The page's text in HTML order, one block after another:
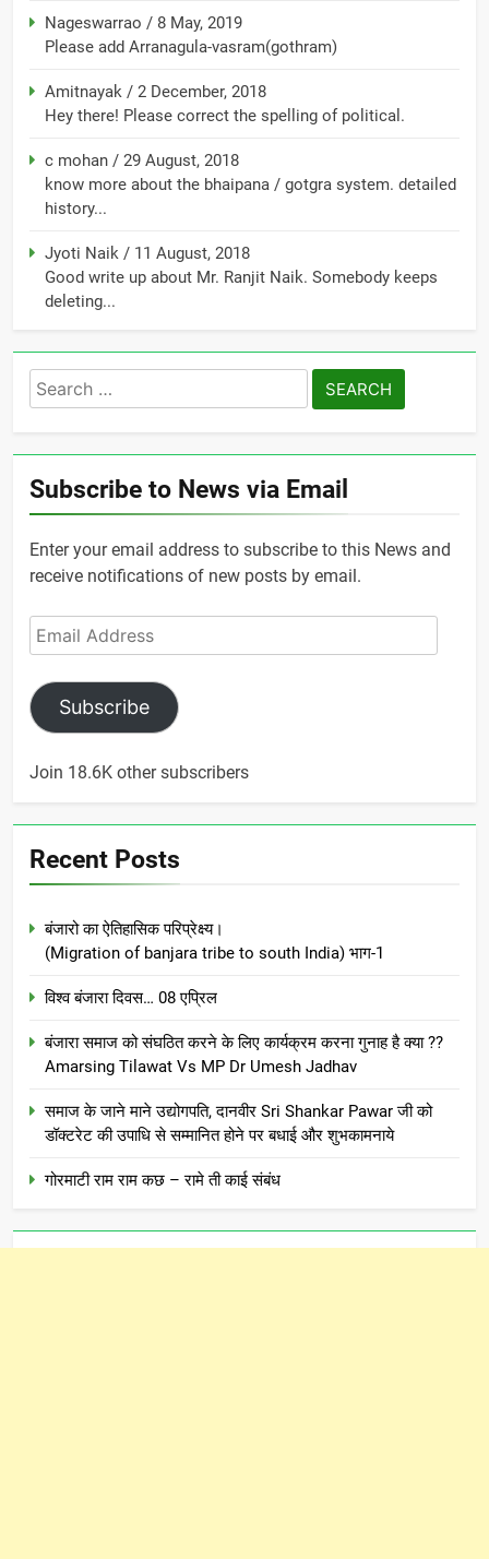
Nageswarrao / 8 May, 2019
Please add Arranagula-vasram(gothram)
Amitnayak / 2 December, 2018
Hey there! Please correct the spelling of political.
c mohan / 29 August, 2018
know more about the bhaipana / gotgra system. detailed
history...
Jyoti Naik / 11 August, 2018
Good write up about Mr. Ranjit Naik. Somebody keeps
deleting...
Search
for:
Subscribe to News via Email
Enter your email address to subscribe to this News and
receive notifications of new posts by email.
Email
Address
Subscribe
Join 18.6K other subscribers
Recent Posts
बंजारो का ऐतिहासिक परिप्रेक्ष्य।
(Migration of banjara tribe to south India) भाग-1
विश्व बंजारा दिवस… 08 एप्रिल
बंजारा समाज को संघठित करने के लिए कार्यक्रम करना गुनाह है क्या ??
Amarsing Tilawat Vs MP Dr Umesh Jadhav
समाज के जाने माने उद्योगपति, दानवीर Sri Shankar Pawar जी को
डॉक्टरेट की उपाधि से सम्मानित होने पर बधाई और शुभकामनाये
गोरमाटी राम राम कछ – रामे ती काई संबंध